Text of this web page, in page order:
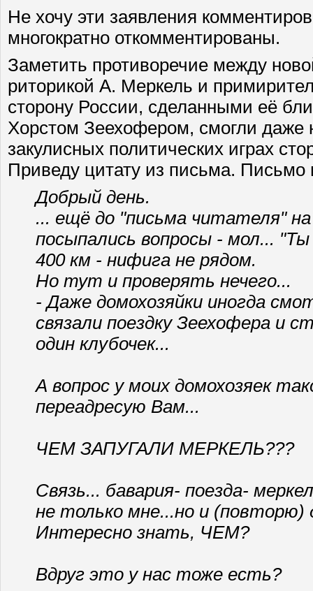
Не хочу эти заявления
многократно откомментированы.
Заметить противоречие между
риторикой А. Меркель и
сторону России, сделанными её
Хорстом Зеехофером, смогли даже
закулисных политических играх
Приведу цитату из письма. Письмо
Добрый день.
... ещё до "письма читателя"
посыпались вопросы - мол...
400 км - нифига не рядом.
Но тут и проверять нечего...
- Даже домохозяйки иногда
связали поездку Зеехофера и
один клубочек...
А вопрос у моих домохозяек
переадресую Вам...
ЧЕМ ЗАПУГАЛИ МЕРКЕЛЬ???
Связь... бавария- поезда-
не только мне...но и (повторю)
Интересно знать, ЧЕМ?
Вдруг это у нас тоже есть?